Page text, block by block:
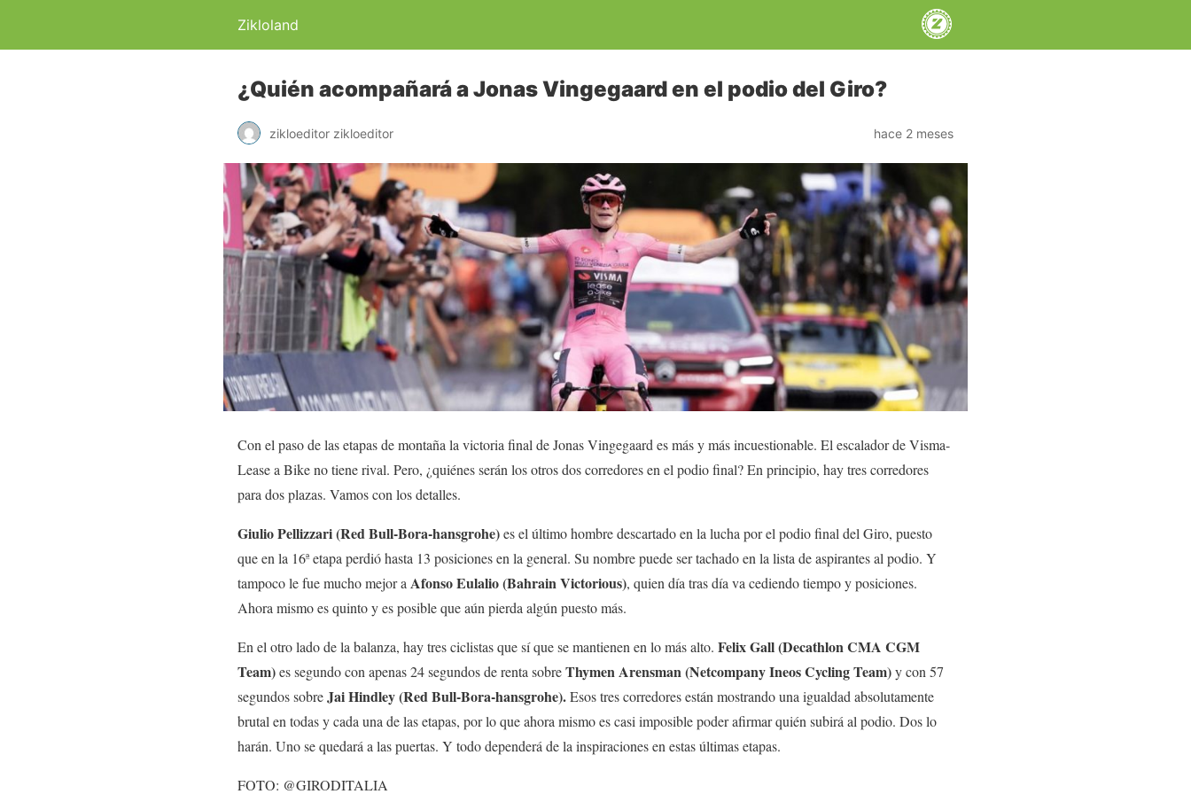
Zikloland
¿Quién acompañará a Jonas Vingegaard en el podio del Giro?
zikloeditor zikloeditor hace 2 meses
Con el paso de las etapas de montaña la victoria final de Jonas Vingegaard es más y más incuestionable. El escalador de Visma-
Lease a Bike no tiene rival. Pero, ¿quiénes serán los otros dos corredores en el podio final? En principio, hay tres corredores
para dos plazas. Vamos con los detalles.
Giulio Pellizzari (Red Bull-Bora-hansgrohe)es el último hombre descartado en la lucha por el podio final del Giro, puesto
que en la 16ª etapa perdió hasta 13 posiciones en la general. Su nombre puede ser tachado en la lista de aspirantes al podio. Y
tampoco le fue mucho mejor a Afonso Eulalio (Bahrain Victorious), quien día tras día va cediendo tiempo y posiciones.
Ahora mismo es quinto y es posible que aún pierda algún puesto más.
En el otro lado de la balanza, hay tres ciclistas que sí que se mantienen en lo más alto. Felix Gall (Decathlon CMA CGM
Team)es segundo con apenas 24 segundos de renta sobreThymen Arensman (Netcompany Ineos Cycling Team)y con 57
segundos sobreJai Hindley (Red Bull-Bora-hansgrohe).Esos tres corredores están mostrando una igualdad absolutamente
brutal en todas y cada una de las etapas, por lo que ahora mismo es casi imposible poder afirmar quién subirá al podio. Dos lo
harán. Uno se quedará a las puertas. Y todo dependerá de la inspiraciones en estas últimas etapas.
FOTO: @GIRODITALIA